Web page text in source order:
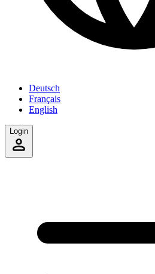
Deutsch
Français
English
Login